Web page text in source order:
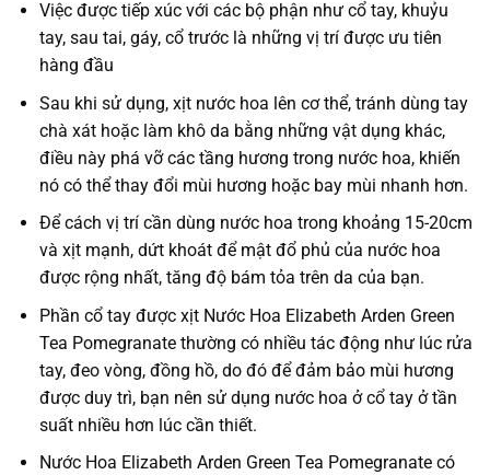
Việc được tiếp xúc với các bộ phận như cổ tay, khuỷu
tay, sau tai, gáy, cổ trước là những vị trí được ưu tiên
hàng đầu
Sau khi sử dụng, xịt nước hoa lên cơ thể, tránh dùng tay
chà xát hoặc làm khô da bằng những vật dụng khác,
điều này phá vỡ các tầng hương trong nước hoa, khiến
nó có thể thay đổi mùi hương hoặc bay mùi nhanh hơn.
Để cách vị trí cần dùng nước hoa trong khoảng 15-20cm
và xịt mạnh, dứt khoát để mật đổ phủ của nước hoa
được rộng nhất, tăng độ bám tỏa trên da của bạn.
Phần cổ tay được xịt Nước Hoa Elizabeth Arden Green
Tea Pomegranate thường có nhiều tác động như lúc rửa
tay, đeo vòng, đồng hồ, do đó để đảm bảo mùi hương
được duy trì, bạn nên sử dụng nước hoa ở cổ tay ở tần
suất nhiều hơn lúc cần thiết.
Nước Hoa Elizabeth Arden Green Tea Pomegranate có